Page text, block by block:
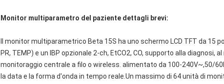
Monitor multiparametro del paziente dettagli brevi:
Il monitor multiparametrico Beta 15S ha uno schermo LCD TFT da 15
PR, TEMP) e un IBP opzionale 2-ch, EtCO2, CO, supporto alla
monitoraggio centrale a filo o wireless. alimentato da 100-240V~,50/
la data e la forma d'onda in tempo reale.Un massimo di 64 unità di